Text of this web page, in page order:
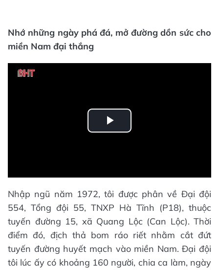
Nhớ những ngày phá đá, mở đường dồn sức cho
miền Nam đại thắng
Play
Nhập ngũ năm 1972, tôi được phân về Đại đội
554, Tổng đội 55, TNXP Hà Tĩnh (P18), thuộc
tuyến đường 15, xã Quang Lộc (Can Lộc). Thời
điểm đó, địch thả bom ráo riết nhằm cắt đứt
tuyến đường huyết mạch vào miền Nam. Đại đội
tôi lúc ấy có khoảng 160 người, chia ca làm, ngày